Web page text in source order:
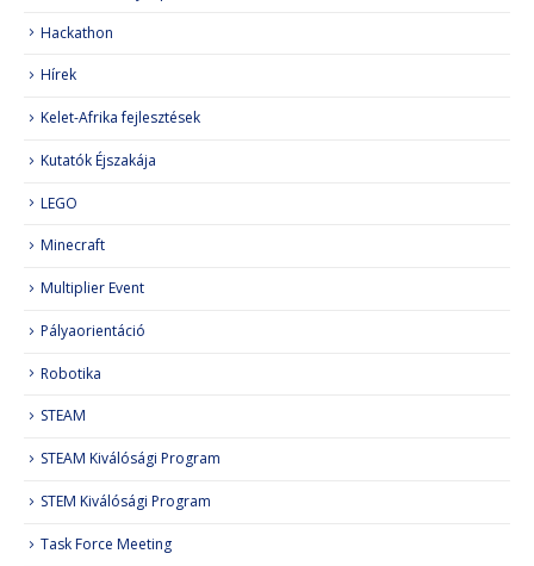
Hackathon
Hírek
Kelet-Afrika fejlesztések
Kutatók Éjszakája
LEGO
Minecraft
Multiplier Event
Pályaorientáció
Robotika
STEAM
STEAM Kiválósági Program
STEM Kiválósági Program
Task Force Meeting